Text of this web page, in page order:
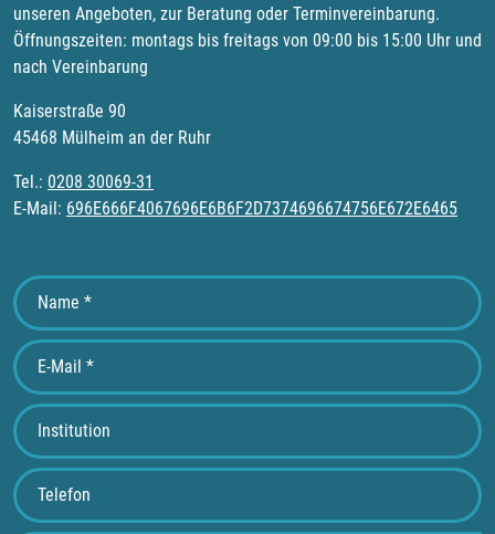
unseren Angeboten, zur Beratung oder Terminvereinbarung.
Öffnungszeiten: montags bis freitags von 09:00 bis 15:00 Uhr und
nach Vereinbarung
Kaiserstraße 90
45468 Mülheim an der Ruhr
Tel.: 0208 30069-31
E-Mail: 696E666F4067696E6B6F2D7374696674756E672E6465